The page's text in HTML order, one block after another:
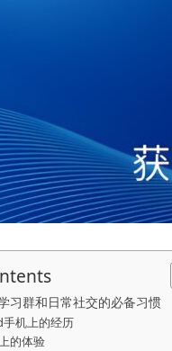
习群和日常社交的必备习惯
机上的经历
的体验